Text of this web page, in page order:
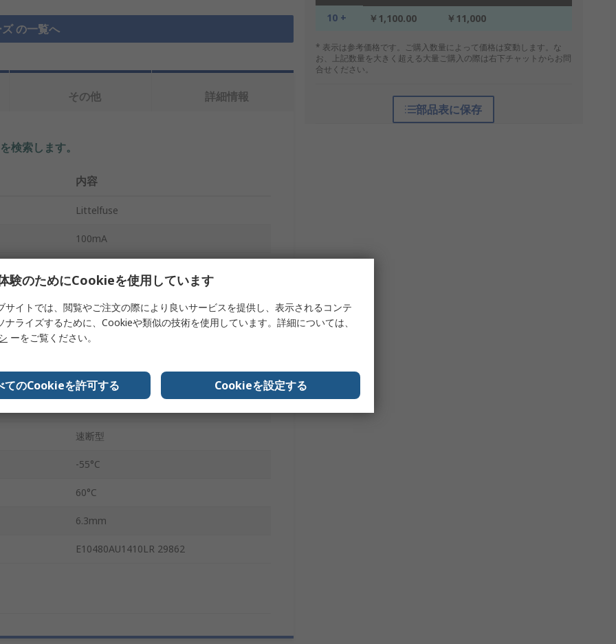
の一覧へ
10 + ￥1,100.00 ￥11,000
* 表示は参考価格です。ご購入数量によって価格は変動します。な
お、上記数量を大きく超える大量ご購入の際は右下チャットからお問
合せください。
部品表に保存
その他 詳細情報
検索します。
内容
Littelfuse
100mA
F
ガラス
速断型
-55°C
60°C
6.3mm
E10480AU1410LR 29862
験のためにCookieを使用しています
サイトでは、閲覧やご注文の際により良いサービスを提供し、表示されるコンテ
ナライズするために、Cookieや類似の技術を使用しています。詳細については、
ーをご覧ください。
てのCookieを許可する Cookieを設定する